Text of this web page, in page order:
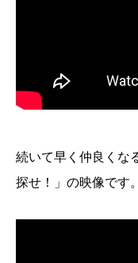
続いて早く仲良くな
探せ！」の映像です。